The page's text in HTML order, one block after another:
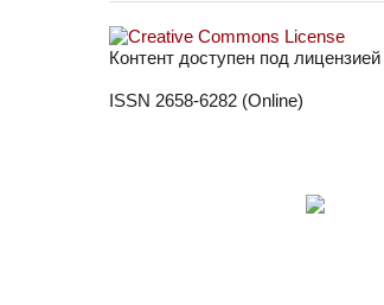
Контент доступен под лицензией
ISSN 2658-6282 (Online)